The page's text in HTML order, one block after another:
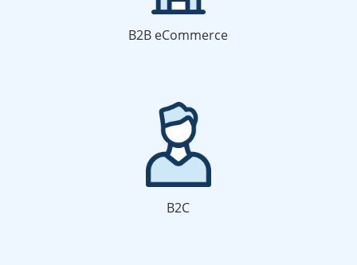
B2B eCommerce
B2C